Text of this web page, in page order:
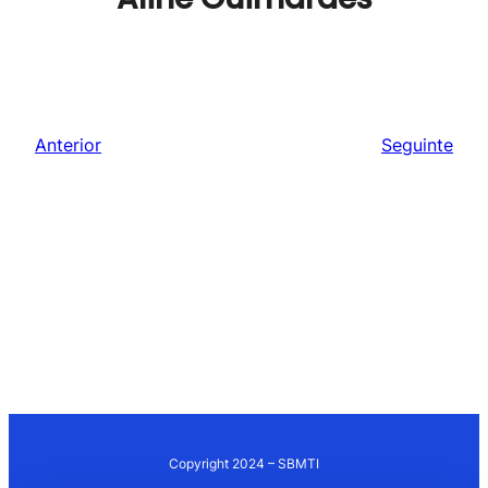
Anterior Seguinte
Copyright 2024 – SBMTI